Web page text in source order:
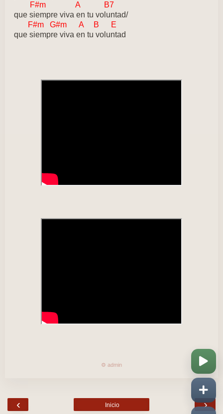
F#m A B7
que siempre viva en tu voluntad/
F#m G#m A B E
que siempre viva en tu voluntad
⚙️ admin
‹ ›
Inicio